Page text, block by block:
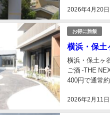
2026年4月20日
お得に旅飯
横浜・保土
2026年2月11日
横浜・保土ヶ
ご酒 ‐THE
400円で通常